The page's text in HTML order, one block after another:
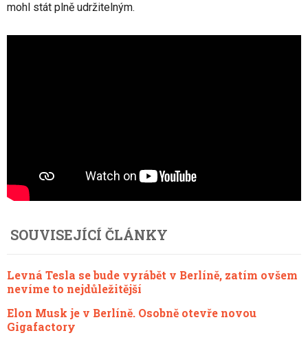
mohl stát plně udržitelným.
SOUVISEJÍCÍ ČLÁNKY
Levná Tesla se bude vyrábět v Berlíně, zatím ovšem
nevíme to nejdůležitější
Elon Musk je v Berlíně. Osobně otevře novou
Gigafactory